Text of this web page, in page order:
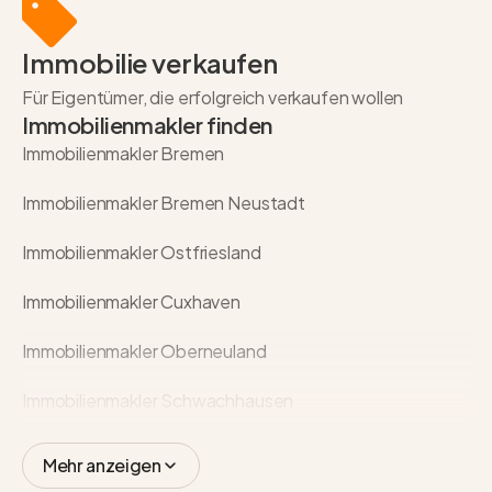
Immobilie verkaufen
Für Eigentümer, die erfolgreich verkaufen wollen
Immobilienmakler finden
Immobilienmakler Bremen
Immobilienmakler Bremen Neustadt
Immobilienmakler Ostfriesland
Immobilienmakler Cuxhaven
Immobilienmakler Oberneuland
Mehr anzeigen